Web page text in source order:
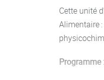
Cette unité
Alimentaire
Programme